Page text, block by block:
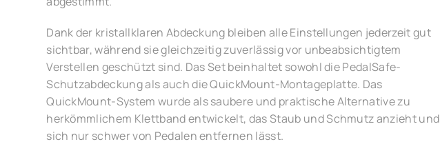
Dank der kristallklaren Abdeckung bleiben alle Einstellungen jederzeit gut
sichtbar, während sie gleichzeitig zuverlässig vor unbeabsichtigtem
Verstellen geschützt sind. Das Set beinhaltet sowohl die PedalSafe-
Schutzabdeckung als auch die QuickMount-Montageplatte. Das
QuickMount-System wurde als saubere und praktische Alternative zu
herkömmlichem Klettband entwickelt, das Staub und Schmutz anzieht und
sich nur schwer von Pedalen entfernen lässt.